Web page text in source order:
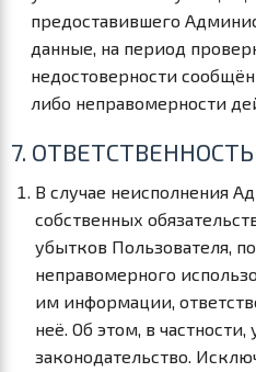
предоставившего
данные, на период
недостоверности
либо неправомерности
7.
В случае неисполнения
собственных
убытков Пользователя,
неправомерного
им информации,
неё. Об этом, в
законодательство.